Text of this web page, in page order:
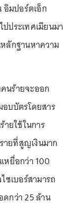
มปอร์ตเอ็ก
ประเทศเมียนมา
ลักฐานหาความ
นร้ายจะออก
บบัตรโดยสาร
ยใช้ในการ
ายที่สูญเงินมาก
หยื่อกว่า 100
ซเบอร์สามารถ
กว่า 25 ล้าน